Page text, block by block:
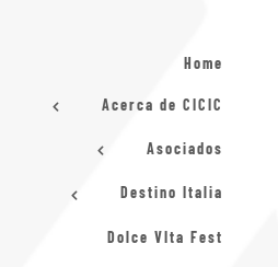
Home
Acerca de CICIC
Asociados
Destino Italia
Dolce VIta Fest